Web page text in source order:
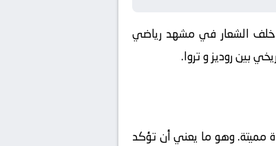
خلف الشعار في مشهد رياضي
بين روديز و تروا.
مميتة. وهو ما يعني أن تؤكد